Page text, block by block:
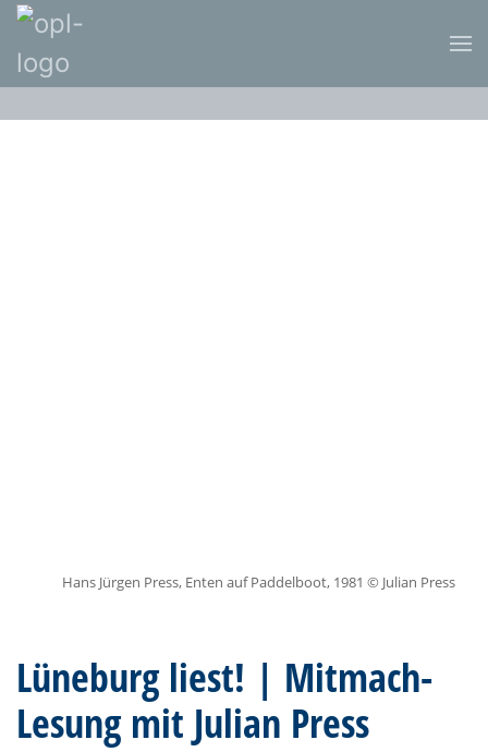
Hans Jürgen Press, Enten auf Paddelboot, 1981 © Julian Press
Lüneburg liest! | Mitmach-
Lesung mit Julian Press